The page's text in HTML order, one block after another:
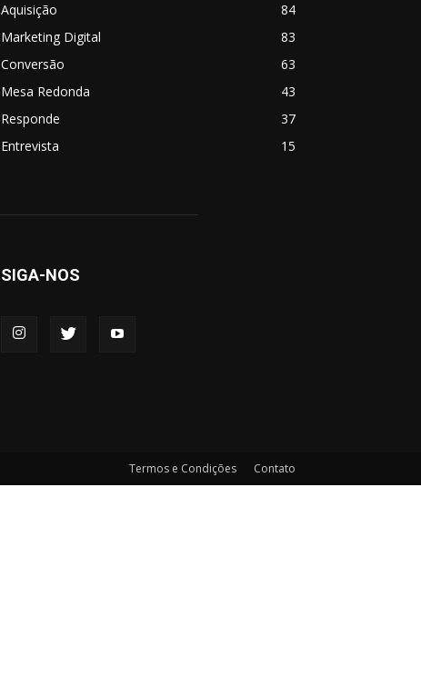
Aquisição
84
Marketing Digital
83
Conversão
63
Mesa Redonda
43
Responde
37
Entrevista
15
SIGA-NOS
Termos e Condições Contato